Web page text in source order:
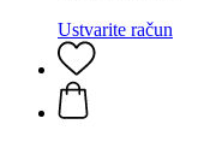
Ustvarite račun